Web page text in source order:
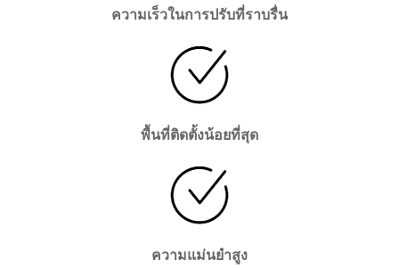
ความเร็วในการปรับที่ราบรื่น
พื้นที่ติดตั้งน้อยที่สุด
ความแม่นยำสูง